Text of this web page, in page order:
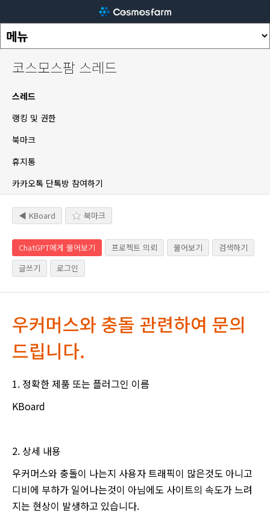
코스모스팜 스레드
스레드
랭킹 및 권한
북마크
휴지통
카카오톡 단톡방 참여하기
◀ KBoard 북마크
ChatGPT에게 물어보기 프로젝트 의뢰 물어보기
검색하기
글쓰기
로그인
우커머스와 충돌 관련하여 문의
드립니다.
1. 정확한 제품 또는 플러그인 이름
KBoard
2. 상세 내용
우커머스와 충돌이 나는지 사용자 트래픽이 많은것도 아니고
디비에 부하가 일어나는것이 아님에도 사이트의 속도가 느려
지는 현상이 발생하고 있습니다.